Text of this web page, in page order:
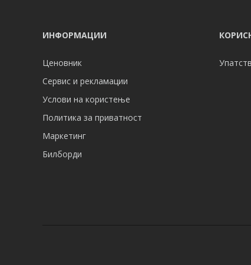
ИНФОРМАЦИИ
Ценовник
Сервис и рекламации
Услови на користење
Политика за приватност
Маркетинг
Билборди